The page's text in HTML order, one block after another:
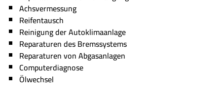
Achsvermessung
Reifentausch
Reinigung der Autoklimaanlage
Reparaturen des Bremssystems
Reparaturen von Abgasanlagen
Computerdiagnose
Ölwechsel